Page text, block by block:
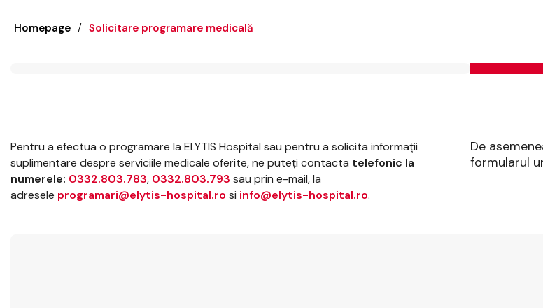
Homepage / Solicitare programare medicală
Pentru a efectua o programare la ELYTIS Hospital sau pentru a solicita informaţii
suplimentare despre serviciile medicale oferite, ne puteţi contacta telefonic la
numerele: 0332.803.783, 0332.803.793 sau prin e-mail, la
adresele programari@elytis-hospital.ro si info@elytis-hospital.ro.
De
formularul